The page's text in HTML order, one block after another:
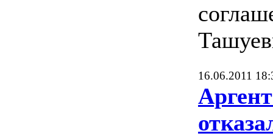
16.06.2011